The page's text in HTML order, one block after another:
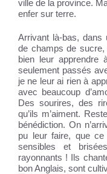
ville de la province.
enfer sur terre.
Arrivant là-bas, dans
de champs de
bien leur apprendre
seulement passés
je ne leur ai rien à
avec beaucoup
Des sourires, des
qu’ils m’aiment.
bénédiction. On
pu leur faire, que
sensibles et
rayonnants ! Ils
bon Anglais, sont